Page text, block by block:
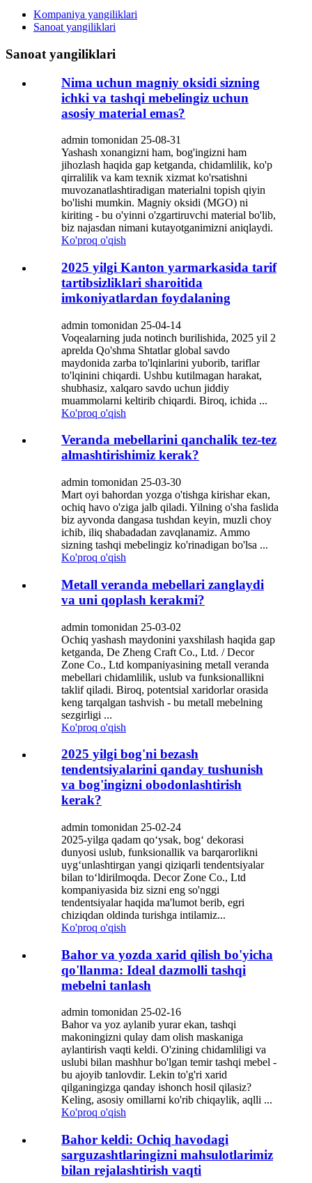
Kompaniya yangiliklari
Sanoat yangiliklari
Sanoat yangiliklari
Nima uchun magniy oksidi sizning
ichki va tashqi mebelingiz uchun
asosiy material emas?
admin tomonidan 25-08-31
Yashash xonangizni ham, bog'ingizni ham
jihozlash haqida gap ketganda, chidamlilik, ko'p
qirralilik va kam texnik xizmat ko'rsatishni
muvozanatlashtiradigan materialni topish qiyin
bo'lishi mumkin. Magniy oksidi (MGO) ni
kiriting - bu o'yinni o'zgartiruvchi material bo'lib,
biz najasdan nimani kutayotganimizni aniqlaydi.
Ko'proq o'qish
2025 yilgi Kanton yarmarkasida tarif
tartibsizliklari sharoitida
imkoniyatlardan foydalaning
admin tomonidan 25-04-14
Voqealarning juda notinch burilishida, 2025 yil 2
aprelda Qo'shma Shtatlar global savdo
maydonida zarba to'lqinlarini yuborib, tariflar
to'lqinini chiqardi. Ushbu kutilmagan harakat,
shubhasiz, xalqaro savdo uchun jiddiy
muammolarni keltirib chiqardi. Biroq, ichida ...
Ko'proq o'qish
Veranda mebellarini qanchalik tez-tez
almashtirishimiz kerak?
admin tomonidan 25-03-30
Mart oyi bahordan yozga o'tishga kirishar ekan,
ochiq havo o'ziga jalb qiladi. Yilning o'sha faslida
biz ayvonda dangasa tushdan keyin, muzli choy
ichib, iliq shabadadan zavqlanamiz. Ammo
sizning tashqi mebelingiz ko'rinadigan bo'lsa ...
Ko'proq o'qish
Metall veranda mebellari zanglaydi
va uni qoplash kerakmi?
admin tomonidan 25-03-02
Ochiq yashash maydonini yaxshilash haqida gap
ketganda, De Zheng Craft Co., Ltd. / Decor
Zone Co., Ltd kompaniyasining metall veranda
mebellari chidamlilik, uslub va funksionallikni
taklif qiladi. Biroq, potentsial xaridorlar orasida
keng tarqalgan tashvish - bu metall mebelning
sezgirligi ...
Ko'proq o'qish
2025 yilgi bog'ni bezash
tendentsiyalarini qanday tushunish
va bog'ingizni obodonlashtirish
kerak?
admin tomonidan 25-02-24
2025-yilga qadam qo‘ysak, bog‘ dekorasi
dunyosi uslub, funksionallik va barqarorlikni
uyg‘unlashtirgan yangi qiziqarli tendentsiyalar
bilan to‘ldirilmoqda. Decor Zone Co., Ltd
kompaniyasida biz sizni eng so'nggi
tendentsiyalar haqida ma'lumot berib, egri
chiziqdan oldinda turishga intilamiz...
Ko'proq o'qish
Bahor va yozda xarid qilish bo'yicha
qo'llanma: Ideal dazmolli tashqi
mebelni tanlash
admin tomonidan 25-02-16
Bahor va yoz aylanib yurar ekan, tashqi
makoningizni qulay dam olish maskaniga
aylantirish vaqti keldi. O'zining chidamliligi va
uslubi bilan mashhur bo'lgan temir tashqi mebel -
bu ajoyib tanlovdir. Lekin to'g'ri xarid
qilganingizga qanday ishonch hosil qilasiz?
Keling, asosiy omillarni ko'rib chiqaylik, aqlli ...
Ko'proq o'qish
Bahor keldi: Ochiq havodagi
sarguzashtlaringizni mahsulotlarimiz
bilan rejalashtirish vaqti